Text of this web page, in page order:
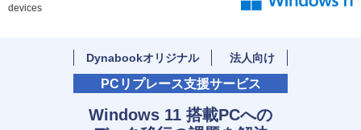
devices
Dynabookオリジナル 法人向け
PCリプレース支援サービス
Windows 11 搭載PCへの